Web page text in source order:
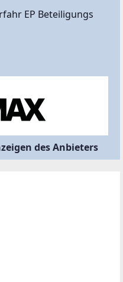
EP Beteiligungs
des Anbieters